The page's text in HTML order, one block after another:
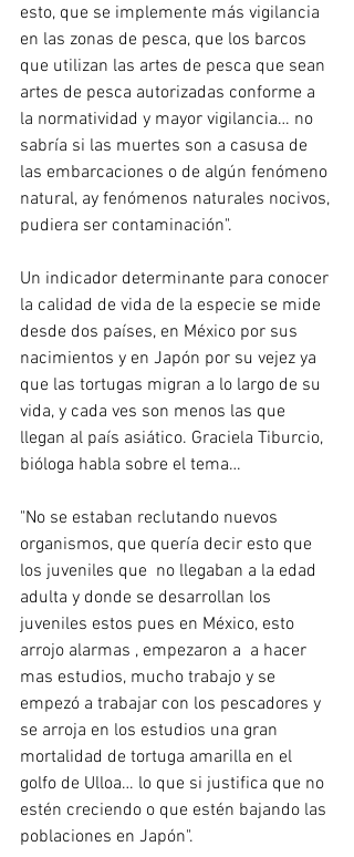
esto, que se implemente más vigilancia
en las zonas de pesca, que los barcos
que utilizan las artes de pesca que sean
artes de pesca autorizadas conforme a
la normatividad y mayor vigilancia… no
sabría si las muertes son a casusa de
las embarcaciones o de algún fenómeno
natural, ay fenómenos naturales nocivos,
pudiera ser contaminación".
Un indicador determinante para conocer
la calidad de vida de la especie se mide
desde dos países, en México por sus
nacimientos y en Japón por su vejez ya
que las tortugas migran a lo largo de su
vida, y cada ves son menos las que
llegan al país asiático. Graciela Tiburcio,
bióloga habla sobre el tema…
"No se estaban reclutando nuevos
organismos, que quería decir esto que
los juveniles que  no llegaban a la edad
adulta y donde se desarrollan los
juveniles estos pues en México, esto
arrojo alarmas , empezaron a  a hacer
mas estudios, mucho trabajo y se
empezó a trabajar con los pescadores y
se arroja en los estudios una gran
mortalidad de tortuga amarilla en el
golfo de Ulloa… lo que si justifica que no
estén creciendo o que estén bajando las
poblaciones en Japón".